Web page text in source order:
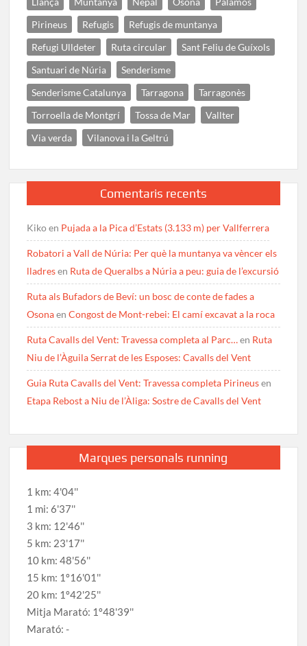
Pirineus
Refugis
Refugis de muntanya
Refugi Ulldeter
Ruta circular
Sant Feliu de Guíxols
Santuari de Núria
Senderisme
Senderisme Catalunya
Tarragona
Tarragonès
Torroella de Montgrí
Tossa de Mar
Vallter
Via verda
Vilanova i la Geltrú
Comentaris recents
Kikoen Pujada a la Pica d’Estats (3.133 m) per Vallferrera
Robatori a Vall de Núria: Per què la muntanya va vèncer els
lladresen Ruta de Queralbs a Núria a peu: guia de l’excursió
Ruta als Bufadors de Beví: un bosc de conte de fades a
OsonaenCongost de Mont-rebei: El camí excavat a la roca
Ruta Cavalls del Vent: Travessa completa al Parc…en Ruta
Niu de l’Àguila Serrat de les Esposes: Cavalls del Vent
Guia Ruta Cavalls del Vent: Travessa completa Pirineusen
Etapa Rebost a Niu de l’Àliga: Sostre de Cavalls del Vent
Marques personals running
1 km: 4'04''
1 mi: 6'37''
3 km: 12'46''
5 km: 23'17''
10 km: 48'56''
15 km: 1º16'01''
20 km: 1º42'25''
Mitja Marató: 1º48'39''
Marató: -